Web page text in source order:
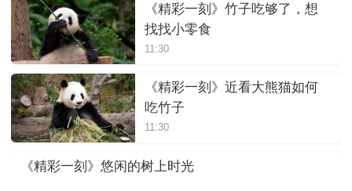
《精彩一刻》竹子吃够了，想
找找小零食
11:30
《精彩一刻》近看大熊猫如何
吃竹子
11:30
《精彩一刻》悠闲的树上时光